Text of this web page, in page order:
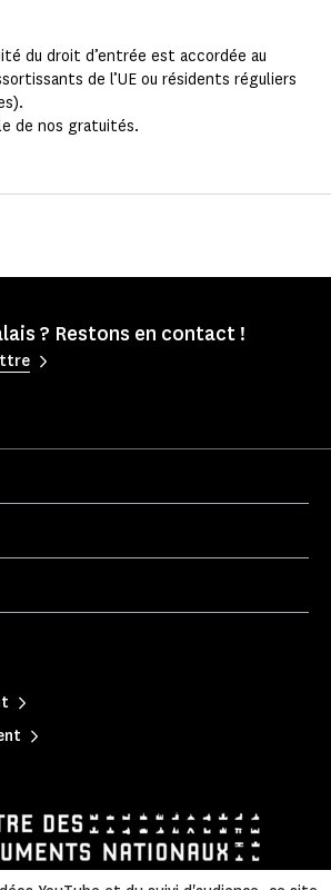
du droit d’entrée est accordée au
de l’UE ou résidents réguliers
de nos gratuités.
? Restons en contact !